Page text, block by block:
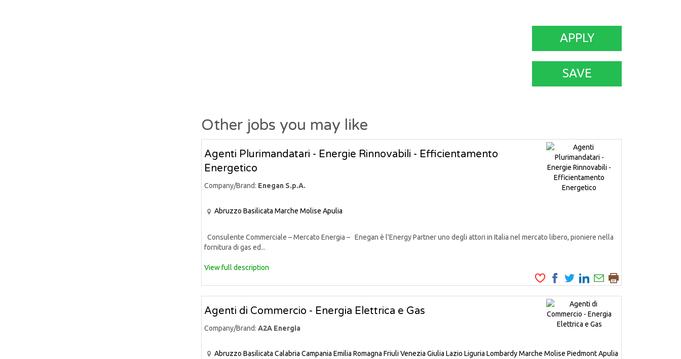
APPLY
SAVE
Other jobs you may like
Agenti Plurimandatari - Energie Rinnovabili - Efficientamento
Energetico
Company/Brand: Enegan S.p.A.
Abruzzo Basilicata Marche Molise Apulia
Consulente Commerciale – Mercato Energia – Enegan è l'Energy Partner uno degli attori in Italia nel mercato libero, pioniere nella
fornitura di gas ed...
View full description
Agenti di Commercio - Energia Elettrica e Gas
Company/Brand: A2A Energia
Abruzzo Basilicata Calabria Campania Emilia Romagna Friuli Venezia Giulia Lazio Liguria LombardyMarche Molise PiedmontApulia